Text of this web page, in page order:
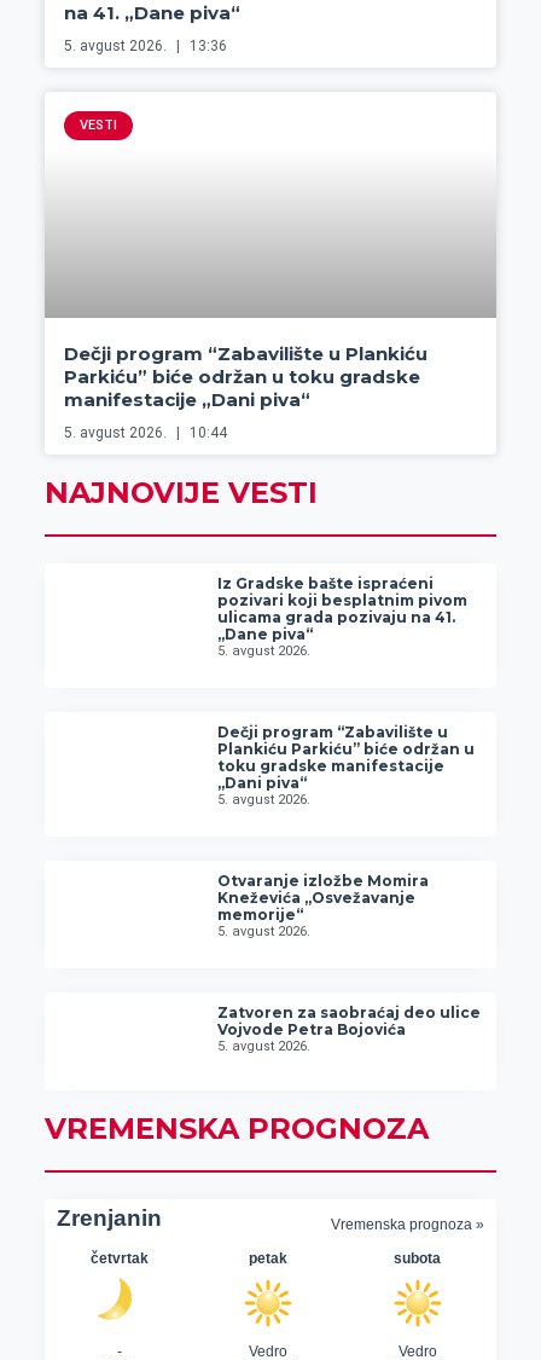
na 41. „Dane piva“
5. avgust 2026. 13:36
VESTI
Dečji program “Zabavilište u Plankiću
Parkiću” biće održan u toku gradske
manifestacije „Dani piva“
5. avgust 2026. 10:44
NAJNOVIJE VESTI
Iz Gradske bašte ispraćeni
pozivari koji besplatnim pivom
ulicama grada pozivaju na 41.
„Dane piva“
5. avgust 2026.
Dečji program “Zabavilište u
Plankiću Parkiću” biće održan u
toku gradske manifestacije
„Dani piva“
5. avgust 2026.
Otvaranje izložbe Momira
Kneževića „Osvežavanje
memorije“
5. avgust 2026.
Zatvoren za saobraćaj deo ulice
Vojvode Petra Bojovića
5. avgust 2026.
VREMENSKA PROGNOZA